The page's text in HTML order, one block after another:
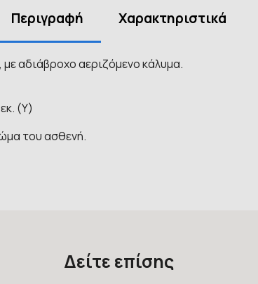
Περιγραφή Χαρακτηριστικά
αδιάβροχο αεριζόμενο κάλυμα.
(Υ)
του ασθενή.
Δείτε επίσης